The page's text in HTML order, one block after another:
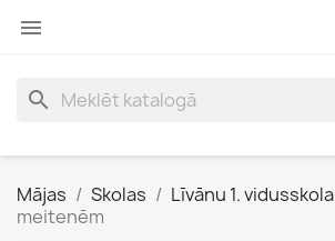

search
Mājas Skolas Līvānu 1. vidusskola
meitenēm